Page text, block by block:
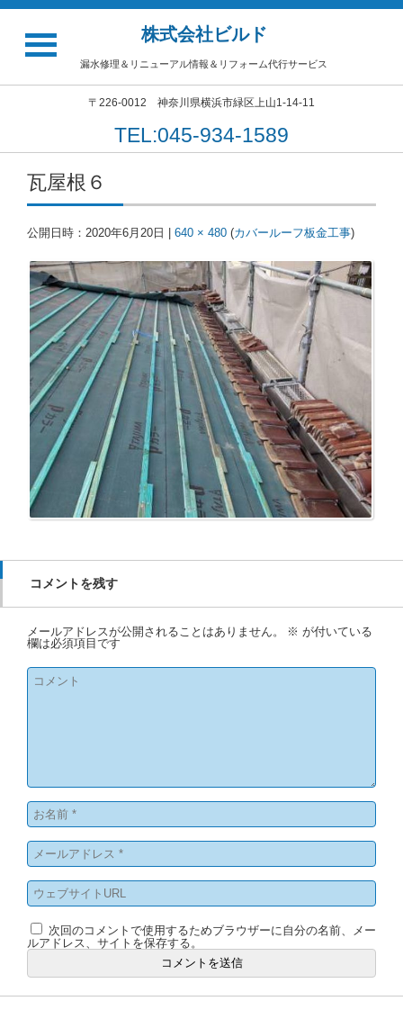
株式会社ビルド
漏水修理＆リニューアル情報＆リフォーム代行サービス
〒226-0012 神奈川県横浜市緑区上山1-14-11
TEL:045-934-1589
瓦屋根６
公開日時： 2020年6月20日 640 × 480 (カバールーフ板金工事)
コメントを残す
メールアドレスが公開されることはありません。 ※ が付いている
欄は必須項目です
次回のコメントで使用するためブラウザーに自分の名前、メー
ルアドレス、サイトを保存する。